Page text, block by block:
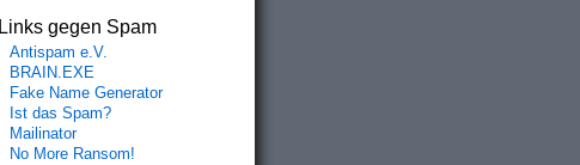
Links gegen Spam
Antispam e.V.
BRAIN.EXE
Fake Name Generator
Ist das Spam?
Mailinator
No More Ransom!